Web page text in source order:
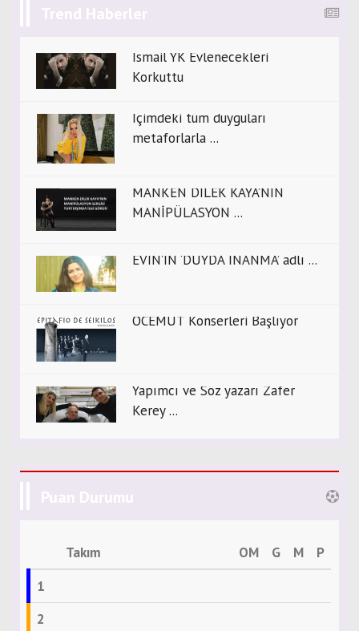
Trend Haberler
İsmail YK Evlenecekleri
Korkuttu
İçimdeki tüm duyguları
metaforlarla ...
MANKEN DİLEK KAYA’NIN
MANİPÜLASYON ...
EVİN’İN ‘DUYDA İNANMA’ adlı ...
OCEMUT Konserleri Başlıyor
Yapımcı ve Söz yazarı Zafer
Kerey ...
Puan Durumu
Takım OM G M
P
1
2